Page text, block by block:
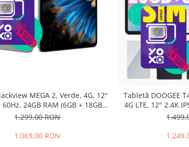
MEGA 2, Verde, 4G, 12"
60Hz, 24GB RAM (6GB + 18GB
256GB ROM, Android 15,
Face Unlock, Dual SIM
1.299,00 RON
1.069,00 RON
Tabletă DOOGEE
4G LTE, 12" 2.4K
12GB